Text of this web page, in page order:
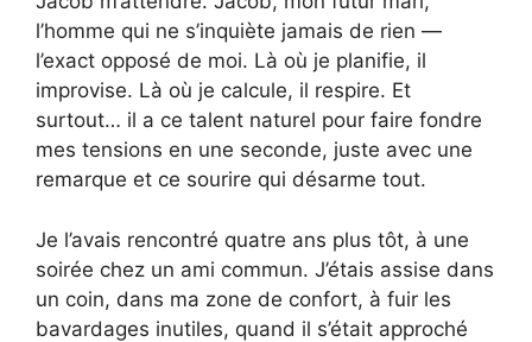
l’homme qui ne s’inquiète jamais de rien —
l’exact opposé de moi. Là où je planifie, il
improvise. Là où je calcule, il respire. Et
surtout… il a ce talent naturel pour faire fondre
mes tensions en une seconde, juste avec une
remarque et ce sourire qui désarme tout.
Je l’avais rencontré quatre ans plus tôt, à une
soirée chez un ami commun. J’étais assise dans
un coin, dans ma zone de confort, à fuir les
bavardages inutiles, quand il s’était approché